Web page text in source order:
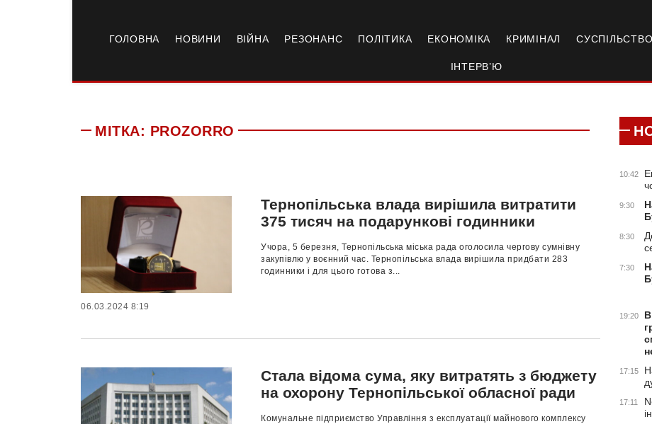
ГОЛОВНА НОВИНИ ВІЙНА РЕЗОНАНС ПОЛІТИКА ЕКОНОМІКА КРИМІНАЛ СУСПІЛЬСТВО
ІНТЕРВ’Ю
МІТКА: PROZORRO
Тернопільська влада вирішила витратити
375 тисяч на подарункові годинники
Учора, 5 березня, Тернопільська міська рада оголосила чергову сумнівну
закупівлю у воєнний час. Тернопільська влада вирішила придбати 283
годинники і для цього готова з...
06.03.2024 8:19
Стала відома сума, яку витратять з бюджету
на охорону Тернопільської обласної ради
Комунальне підприємство Управління з експлуатації майнового комплексу
10:42
9:30
8:30
7:30
19:20
17:15
17:11